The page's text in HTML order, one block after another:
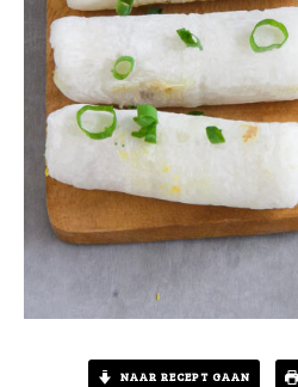
NAAR RECEPT GAAN